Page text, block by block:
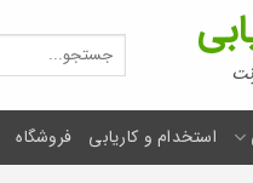
جستجو
برای:
استخدام و کاریابی فروشگاه